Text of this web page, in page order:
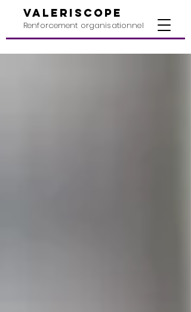
valeriscope
Renforcement organisationnel